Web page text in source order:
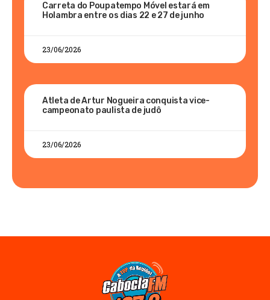
Carreta do Poupatempo Móvel estará em
Holambra entre os dias 22 e 27 de junho
23/06/2026
Atleta de Artur Nogueira conquista vice-
campeonato paulista de judô
23/06/2026